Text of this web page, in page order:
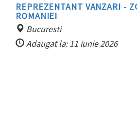
REPREZENTANT VANZARI -
ROMANIEI
Bucuresti
Adaugat la: 11 iunie 2026